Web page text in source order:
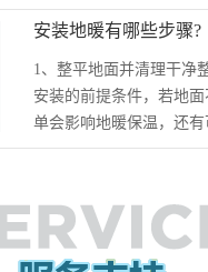
装修施工中需要注意的
和暖气片的区别:一、外
取暖设备，隐蔽在地面
后不能看见；暖气片属
墙面上预留空间，安装完
安装地暖有哪些步骤?
1、整平地面并清理干净
安装的前提条件，若地
单会影响地暖保温，还有
暖管。2、安装总控系统
水器在下，间距200毫米
地面高度不<30厘米安装
道时需要保持3坡度，隔